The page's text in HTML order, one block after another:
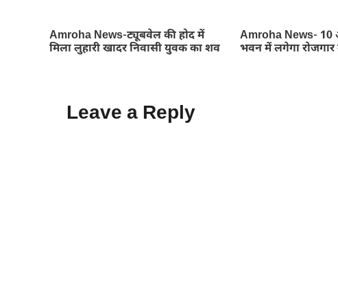
Amroha News-ट्यूबवेल की होद में
मिला लुहारी खादर निवासी युवक का शव
Amroha News- 10
भवन में लगेगा रोजगार
Leave a Reply